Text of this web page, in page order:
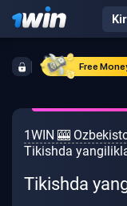
Free
1WIN 🎰
Tikishda
Tikishda